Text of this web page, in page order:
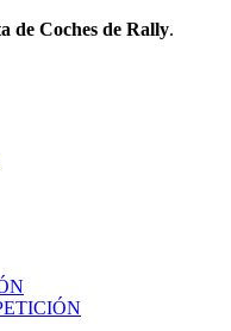
de Coches de Rally.